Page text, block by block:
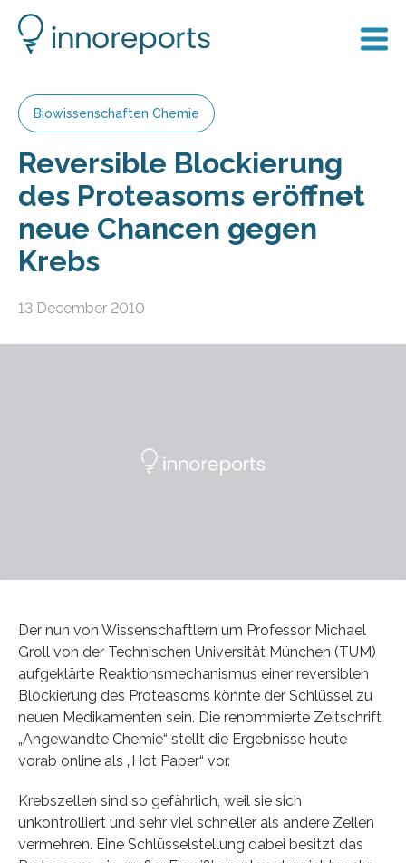
Biowissenschaften Chemie
Reversible Blockierung
des Proteasoms eröffnet
neue Chancen gegen
Krebs
13 December 2010
Der nun von Wissenschaftlern um Professor Michael
Groll von der Technischen Universität München (TUM)
aufgeklärte Reaktionsmechanismus einer reversiblen
Blockierung des Proteasoms könnte der Schlüssel zu
neuen Medikamenten sein. Die renommierte Zeitschrift
„Angewandte Chemie“ stellt die Ergebnisse heute
vorab online als „Hot Paper“ vor.
Krebszellen sind so gefährlich, weil sie sich
unkontrolliert und sehr viel schneller als andere Zellen
vermehren. Eine Schlüsselstellung dabei besitzt das